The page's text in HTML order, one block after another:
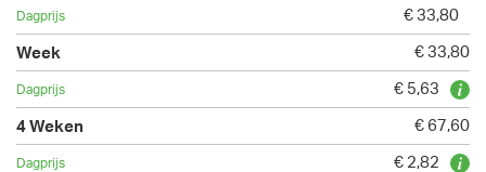
€ 33,80
€ 33,80
€ 5,63
€ 67,60
€ 2,82